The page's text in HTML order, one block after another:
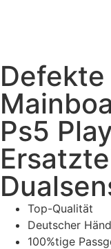
Ps5
Top-Qualität
Deutscher
100%tige